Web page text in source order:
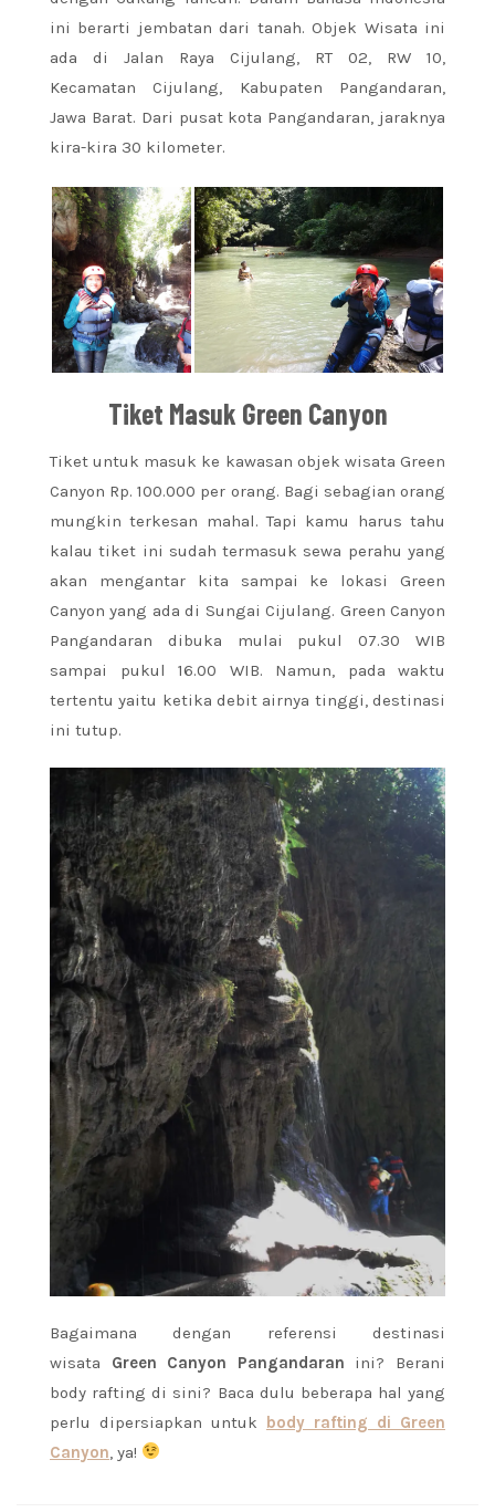
ini berarti jembatan dari tanah. Objek Wisata ini
ada di Jalan Raya Cijulang, RT 02, RW 10,
Kecamatan Cijulang, Kabupaten Pangandaran,
Jawa Barat. Dari pusat kota Pangandaran, jaraknya
kira-kira 30 kilometer.
Tiket Masuk Green Canyon
Tiket untuk masuk ke kawasan objek wisata Green
Canyon Rp. 100.000 per orang. Bagi sebagian orang
mungkin terkesan mahal. Tapi kamu harus tahu
kalau tiket ini sudah termasuk sewa perahu yang
akan mengantar kita sampai ke lokasi Green
Canyon yang ada di Sungai Cijulang. Green Canyon
Pangandaran dibuka mulai pukul 07.30 WIB
sampai pukul 16.00 WIB. Namun, pada waktu
tertentu yaitu ketika debit airnya tinggi, destinasi
ini tutup.
Bagaimana dengan referensi destinasi
wisata Green Canyon Pangandaran ini? Berani
body rafting di sini? Baca dulu beberapa hal yang
perlu dipersiapkan untuk body rafting di Green
Canyon , ya!